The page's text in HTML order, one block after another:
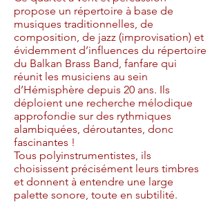
propose un répertoire à base de
musiques traditionnelles, de
composition, de jazz (improvisation) et
évidemment d’influences du répertoire
du Balkan Brass Band, fanfare qui
réunit les musiciens au sein
d’Hémisphère depuis 20 ans. Ils
déploient une recherche mélodique
approfondie sur des rythmiques
alambiquées, déroutantes, donc
fascinantes !
Tous polyinstrumentistes, ils
choisissent précisément leurs timbres
et donnent à entendre une large
palette sonore, toute en subtilité.